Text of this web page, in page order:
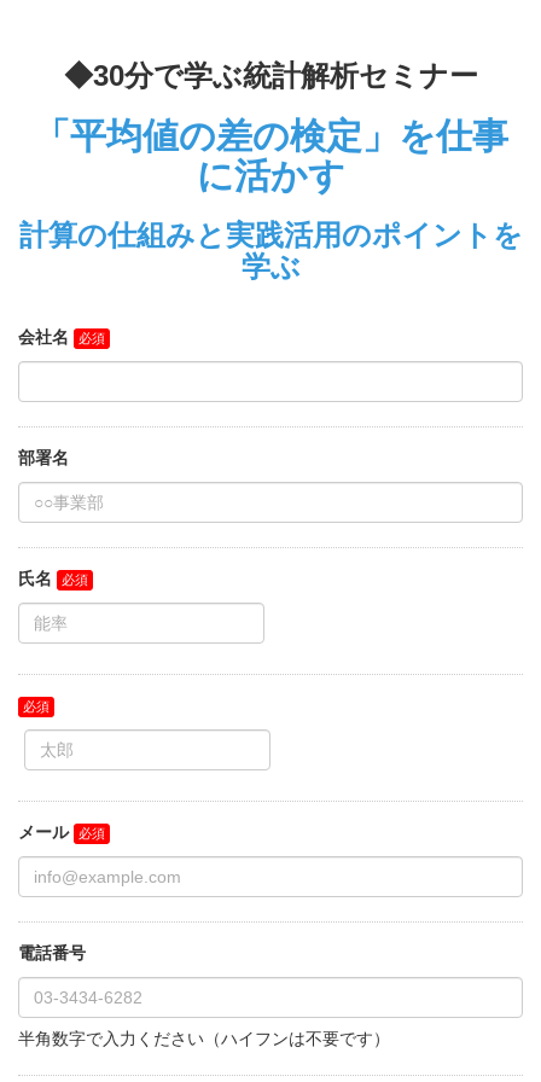
◆30分で学ぶ統計解析セミナー
「平均値の差の検定」を仕事
に活かす
計算の仕組みと実践活用のポイントを
学ぶ
会社名
部署名
氏名
メール
電話番号
半角数字で入力ください（ハイフンは不要です）